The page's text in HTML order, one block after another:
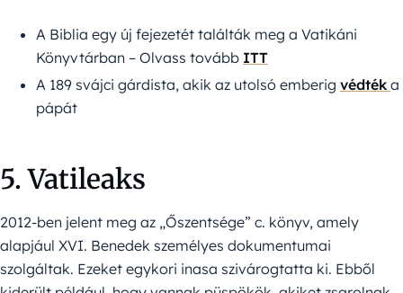
A Biblia egy új fejezetét találták meg a Vatikáni
Könyvtárban – Olvass tovább ITT
A 189 svájci gárdista, akik az utolsó emberig védték a
pápát
5. Vatileaks
2012-ben jelent meg az „Őszentsége” c. könyv, amely
alapjául XVI. Benedek személyes dokumentumai
szolgáltak. Ezeket egykori inasa szivárogtatta ki. Ebből